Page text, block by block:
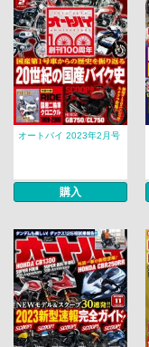
オートバイ 2023年2月号
購入